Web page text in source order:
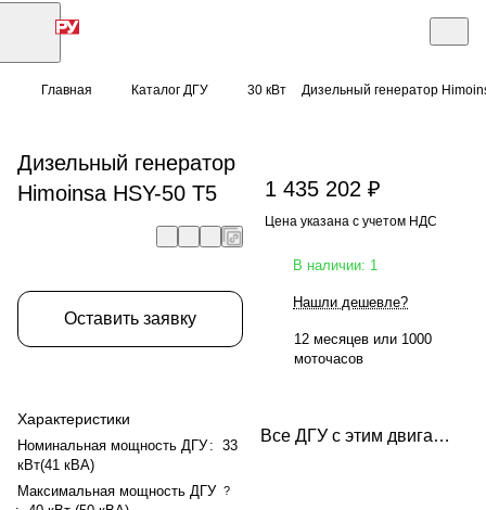
Главная Каталог ДГУ 30 кВт Дизельный генератор
Дизельный генератор
Himoinsa HSY-50 T5
Оставить заявку
Характеристики
Номинальная мощность ДГУ : 33
кВт(41 кВА)
Максимальная мощность ДГУ ?
1 435 202 ₽
Цена указана с учетом НДС
В наличии: 1
Нашли дешевле?
12 месяцев или 1000
моточасов
Все ДГУ с этим двигателем